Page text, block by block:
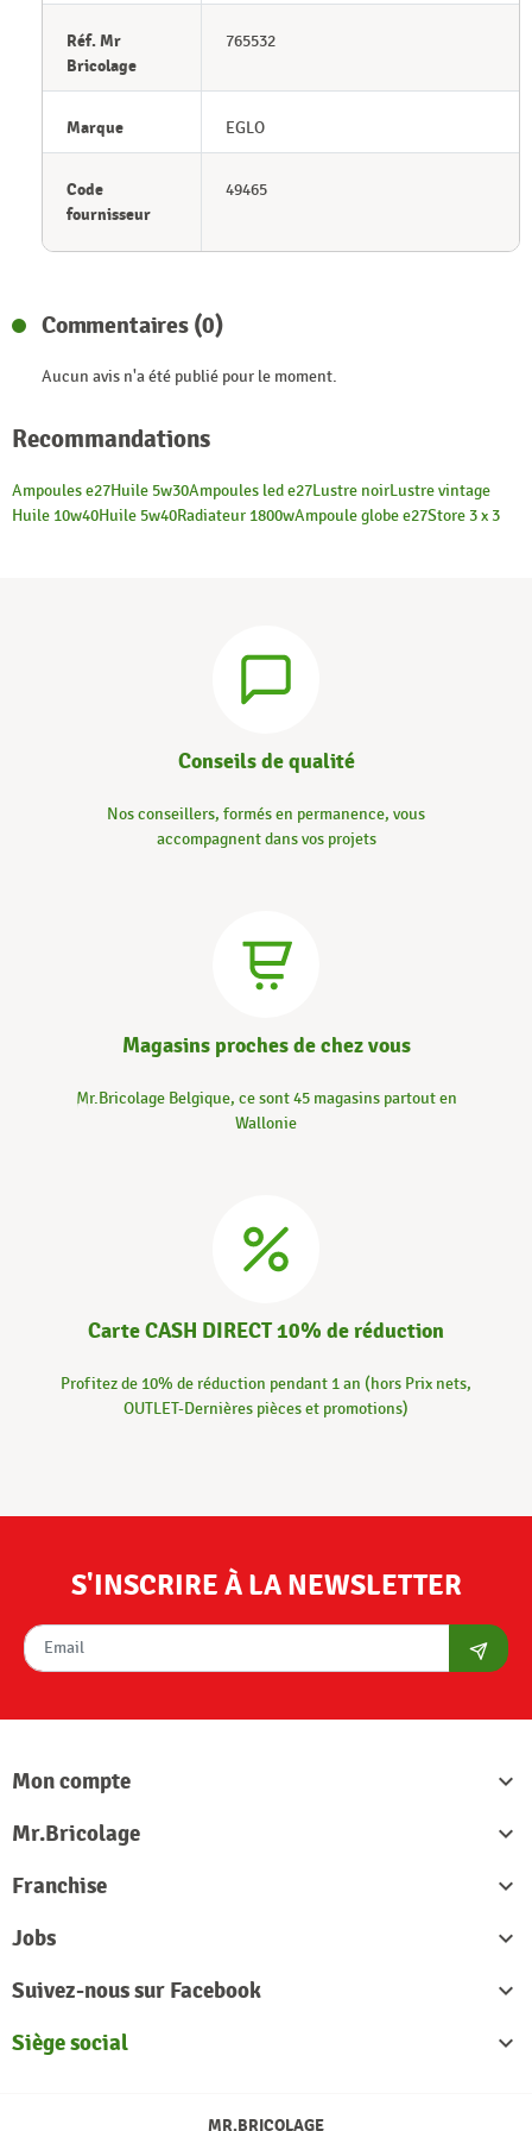
Réf. Mr
Bricolage
765532
Marque EGLO
Code
fournisseur
49465
Commentaires (0)
Aucun avis n'a été publié pour le moment.
Recommandations
Ampoules e27Huile 5w30Ampoules led e27Lustre noirLustre vintage
Huile 10w40Huile 5w40Radiateur 1800wAmpoule globe e27Store 3 x 3
Conseils de qualité
Nos conseillers, formés en permanence, vous
accompagnent dans vos projets
Magasins proches de chez vous
Mr.Bricolage Belgique, ce sont 45 magasins partout en
Wallonie
Carte CASH DIRECT 10% de réduction
Profitez de 10% de réduction pendant 1 an (hors Prix nets,
OUTLET-Dernières pièces et promotions)
S'INSCRIRE À LA NEWSLETTER
Mon compte

Mr.Bricolage

Franchise

Jobs

Suivez-nous sur Facebook

Siège social

MR.BRICOLAGE